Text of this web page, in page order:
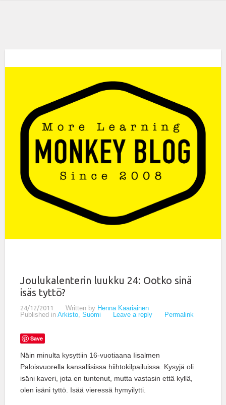
Joulukalenterin luukku 24: Ootko sinä
isäs tyttö?
24/12/2011 Written by Henna Kaariainen
Published in Arkisto, Suomi Leave a reply Permalink
Save
Näin minulta kysyttiin 16-vuotiaana Iisalmen
Paloisvuorella kansallisissa hiihtokilpailuissa. Kysyjä oli
isäni kaveri, jota en tuntenut, mutta vastasin että kyllä,
olen isäni tyttö. Isää vieressä hymyilytti.